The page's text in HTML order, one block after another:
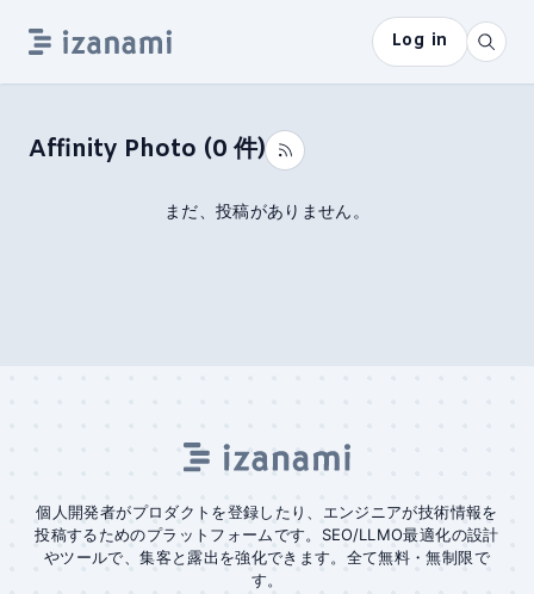
Log in
Affinity Photo (0 件)
まだ、投稿がありません。
個人開発者がプロダクトを登録したり、エンジニアが技術情報を
投稿するためのプラットフォームです。SEO/LLMO最適化の設計
やツールで、集客と露出を強化できます。全て無料・無制限で
す。